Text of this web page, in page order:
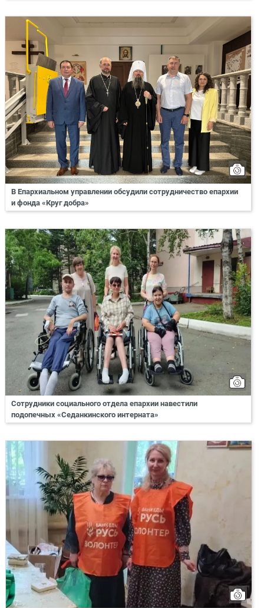
В Епархиальном управлении обсудили сотрудничество епархии
и фонда «Круг добра»
Сотрудники социального отдела епархии навестили
подопечных «Седанкинского интерната»